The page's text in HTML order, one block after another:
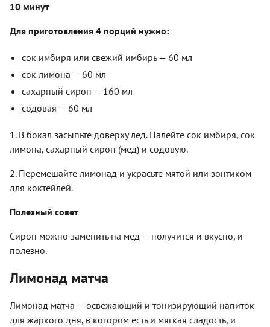
10 минут
Для приготовления 4 порций нужно:
сок имбиря или свежий имбирь — 60 мл
сок лимона — 60 мл
сахарный сироп — 160 мл
содовая — 60 мл
1. В бокал засыпьте доверху лед. Налейте сок имбиря, сок
лимона, сахарный сироп (мед) и содовую.
2. Перемешайте лимонад и украсьте мятой или зонтиком
для коктейлей.
Полезный совет
Сироп можно заменить на мед — получится и вкусно, и
полезно.
Лимонад матча
Лимонад матча — освежающий и тонизирующий напиток
для жаркого дня, в котором есть и мягкая сладость, и